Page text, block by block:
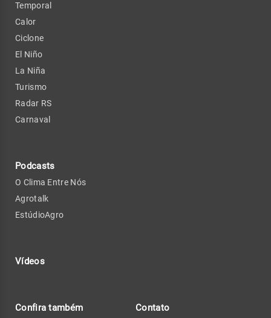
Temporal
Calor
Ciclone
El Niño
La Niña
Turismo
Radar RS
Carnaval
Podcasts
O Clima Entre Nós
Agrotalk
EstúdioAgro
Vídeos
Confira também Contato